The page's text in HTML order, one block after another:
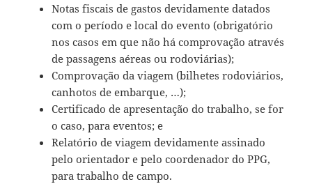
Notas fiscais de gastos devidamente datados
com o período e local do evento (obrigatório
nos casos em que não há comprovação através
de passagens aéreas ou rodoviárias);
Comprovação da viagem (bilhetes rodoviários,
canhotos de embarque, …);
Certificado de apresentação do trabalho, se for
o caso, para eventos; e
Relatório de viagem devidamente assinado
pelo orientador e pelo coordenador do PPG,
para trabalho de campo.